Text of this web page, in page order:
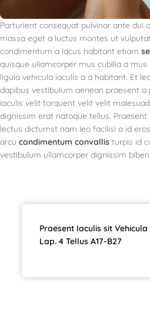
Parturient consequat pulvinar ante dui
massa eget a luctus montes ut
condimentum a lacus habitant etiam
quisque ullamcorper mus cubilia a
ligula vehicula iaculis a a habitant. Et
dapibus vestibulum aenean praesent
iaculis velit torquent velit velit
dignissim erat natoque tellus.
lectus dictumst nam leo facilisi a id
arcu condimentum convallis turpis id
vestibulum ullamcorper dignissim
Praesent Iaculis sit Vehicula
Lap. 4 Tellus A17-B27